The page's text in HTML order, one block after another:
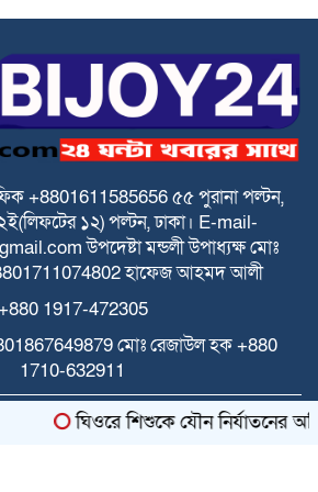
ইবতেদায়ি মাদরাসা শিক্ষকদের এমপিও
দাবিতে মানববন্ধন
স্বতন্ত্র ইবতেদায়ি মাদ্রাসার বেতন বন্ধের চক্রান্ত
মামলার বিরুদ্ধে তীব্র প্রতিবাদ ও
স্কেল বাস্তবায়নে বাড়ছে উদ্বেগ ও হতাশা
বালিয়াখোড়া ইউনিয়নের ৩নং ওয়ার্ডের
ও খতিবদের সম্মানীর জন্য মসজিদ
নির্বাচনে দুর্নীতির অভিযোগ
ইবতেদায়ি মাদ্রাসা জাতীয়করণ/
এমপিওভুক্তির দাবিতে শিক্ষামন্ত্রীর কাছে
+8801611585656৫৫ পুরানা পল্টন,
১২) পল্টন, ঢাকা। E-mail-
উপদেষ্টা মন্ডলীউপাধ্যক্ষ মোঃ
হাফেজ আহমদ আলী
1917-472305
মোঃ রেজাউল হক+880
1710-632911
© 2025 Themes Created by
ঘিওরে শিশুকে যৌন নির্যাতনের